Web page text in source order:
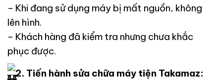
– Khi đang sử dụng máy bị mất nguồn, không
lên hình.
– Khách hàng đã kiểm tra nhưng chưa khắc
phục được.
2. Tiến hành sửa chữa máy tiện Takamaz: